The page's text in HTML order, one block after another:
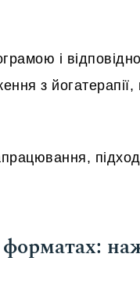
і
з
форматах: